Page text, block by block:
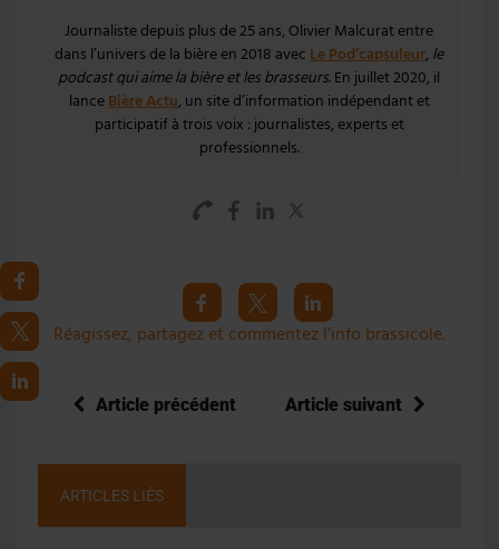
Journaliste depuis plus de 25 ans, Olivier Malcurat entre
dans l’univers de la bière en 2018 avecLe Pod’capsuleur, le
podcast qui aime la bière et les brasseurs. En juillet 2020, il
lanceBière Actu, un site d’information indépendant et
participatif à trois voix : journalistes, experts et
professionnels.
Réagissez, partagez et commentez l’info brassicole.
Article précédent Article suivant
ARTICLES LIÉS